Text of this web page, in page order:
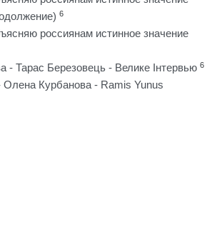
6
россиянам истинное значение
- Тарас Березовець - Велике Інтервью 6
Олена Курбанова - Ramis Yunus